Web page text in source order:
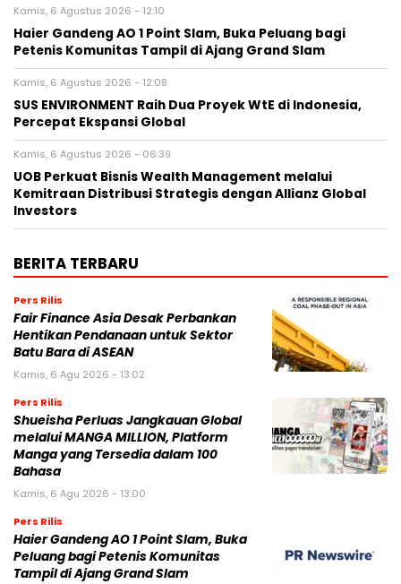
Kamis, 6 Agustus 2026 - 12:10
Haier Gandeng AO 1 Point Slam, Buka Peluang bagi
Petenis Komunitas Tampil di Ajang Grand Slam
Kamis, 6 Agustus 2026 - 12:08
SUS ENVIRONMENT Raih Dua Proyek WtE di Indonesia,
Percepat Ekspansi Global
Kamis, 6 Agustus 2026 - 06:39
UOB Perkuat Bisnis Wealth Management melalui
Kemitraan Distribusi Strategis dengan Allianz Global
Investors
BERITA TERBARU
Pers Rilis
Fair Finance Asia Desak Perbankan
Hentikan Pendanaan untuk Sektor
Batu Bara di ASEAN
Kamis, 6 Agu 2026 - 13:02
Pers Rilis
Shueisha Perluas Jangkauan Global
melalui MANGA MILLION, Platform
Manga yang Tersedia dalam 100
Bahasa
Kamis, 6 Agu 2026 - 13:00
Pers Rilis
Haier Gandeng AO 1 Point Slam, Buka
Peluang bagi Petenis Komunitas
Tampil di Ajang Grand Slam